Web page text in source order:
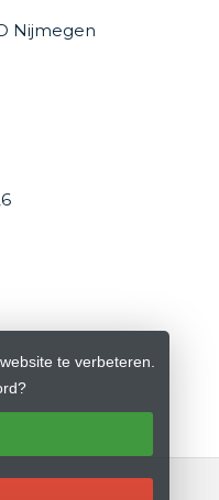
Nijmegen
te verbeteren.